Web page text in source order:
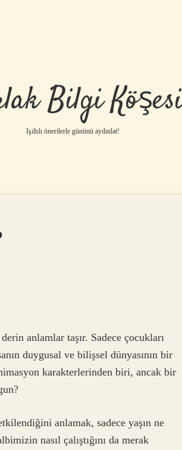
Bilgi
Işıltılı önerilerle gününü aydınlat!
anlamlar taşır. Sadece çocukları
duygusal ve bilişsel dünyasının bir
karakterlerinden biri, ancak bir
anlamak, sadece yaşın ne
nasıl çalıştığını da merak